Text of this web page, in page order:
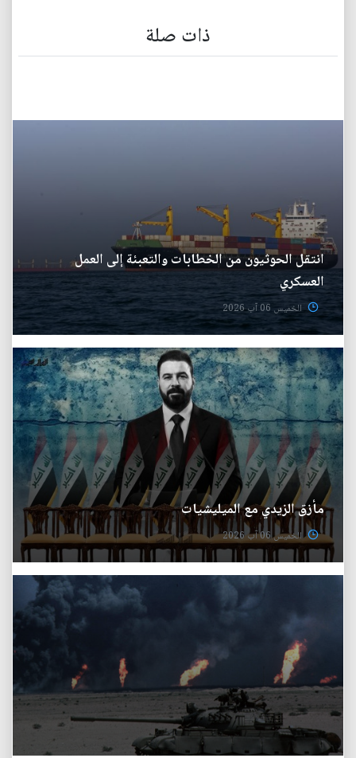
ذات صلة
انتقل الحوثيون من الخطابات والتعبئة إلى العمل
العسكري
الخميس 06 آب 2026
مأزق الزيدي مع الميليشيات
الخميس 06 آب 2026